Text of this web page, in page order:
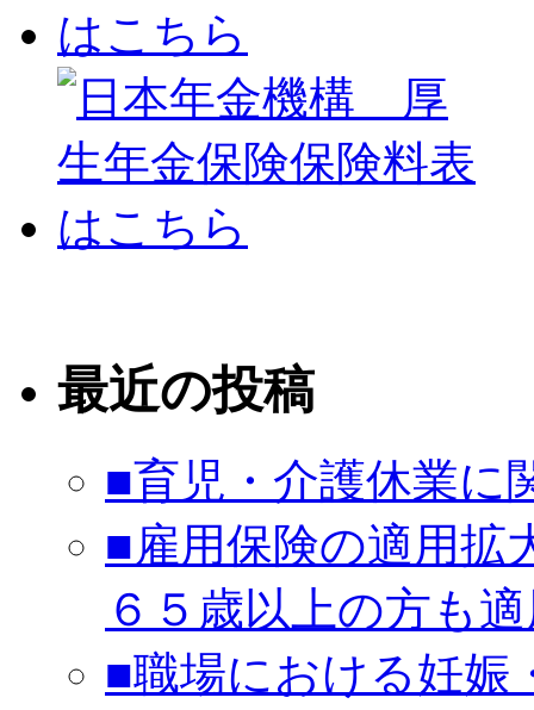
最近の投稿
■育児・介護休業に
■雇用保険の適用拡
６５歳以上の方も
■職場における妊娠